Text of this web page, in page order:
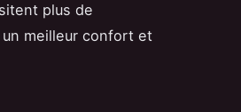
plus de
meilleur confort et